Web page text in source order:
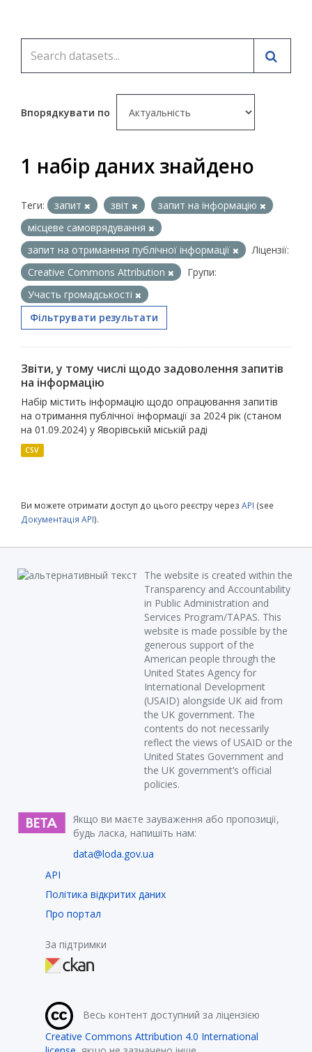
Впорядкувати по
1 набір даних знайдено
Теги: запит звіт
запит на інформацію
місцеве самоврядування
запит на отриманння публічної інформації
Ліцензії:
Creative Commons Attribution
Групи:
Участь громадськості
Фільтрувати результати
Звіти, у тому числі щодо задоволення запитів
на інформацію
Набір містить інформацію щодо опрацювання запитів
на отримання публічної інформації за 2024 рік (станом
на 01.09.2024) у Яворівській міській раді
CSV
Ви можете отримати доступ до цього реєстру через API (see
Документація API).
The website is created within the
Transparency and Accountability
in Public Administration and
Services Program/TAPAS. This
website is made possible by the
generous support of the
American people through the
United States Agency for
International Development
(USAID) alongside UK aid from
the UK government. The
contents do not necessarily
reflect the views of USAID or the
United States Government and
the UK government’s official
policies.
Якщо ви маєте зауваження або пропозиції,
будь ласка, напишіть нам:
data@loda.gov.ua
API
Політика відкритих даних
Про портал
За підтримки
Весь контент доступний за ліцензією
Creative Commons Attribution 4.0 International